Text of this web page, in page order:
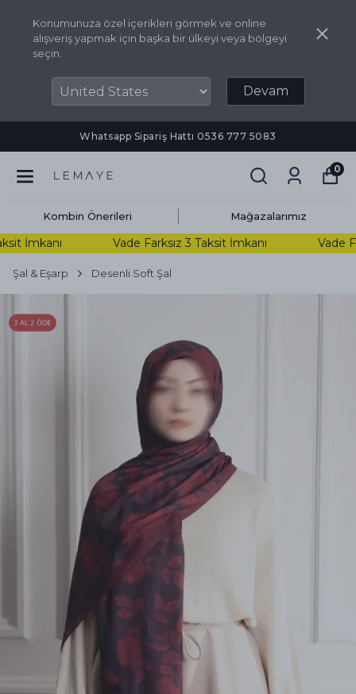
Konumunuza özel içerikleri görmek ve online
alışveriş yapmak için başka bir ülkeyi veya bölgeyi
seçin.
Devam
Whatsapp Sipariş Hattı ‪0536 777 5083‬
0
Kombin Önerileri Mağazalarımız
İmkanı Vade Farksız 3 Taksit İmkanı Vade
Şal & Eşarp Desenli Soft Şal